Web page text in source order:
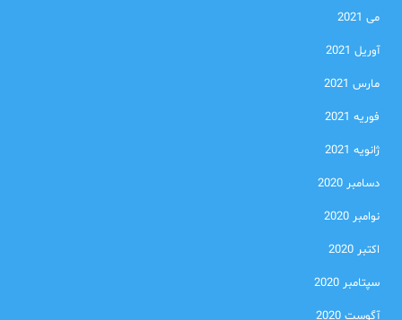
می 2021
آوریل 2021
مارس 2021
فوریه 2021
ژانویه 2021
دسامبر 2020
نوامبر 2020
اکتبر 2020
سپتامبر 2020
آگوست 2020